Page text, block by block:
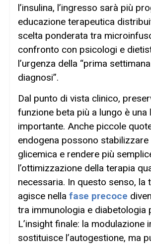
l’insulina, l’ingresso sarà più
educazione terapeutica
scelta ponderata tra
confronto con psicologi e
l’urgenza della “prima
diagnosi”.
Dal punto di vista clinico,
funzione beta più a lungo è una
importante. Anche piccole
endogena possono stabilizzare
glicemica e rendere più
l’ottimizzazione della terapia
necessaria. In questo senso, la
agisce nella fase precoce
tra immunologia e diabetologia
L’insight finale: la modulazione
sostituisce l’autogestione, ma